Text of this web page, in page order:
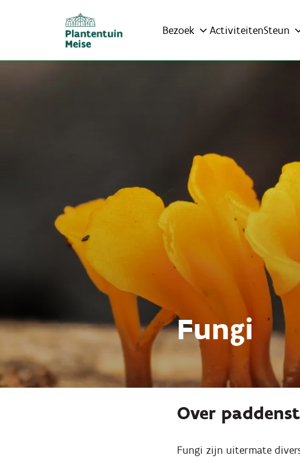
Bezoek ActiviteitenSteun
Fungi
Over
Fungi zijn uitermate